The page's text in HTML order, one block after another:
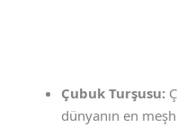
Çubuk Turşusu:
dünyanın en